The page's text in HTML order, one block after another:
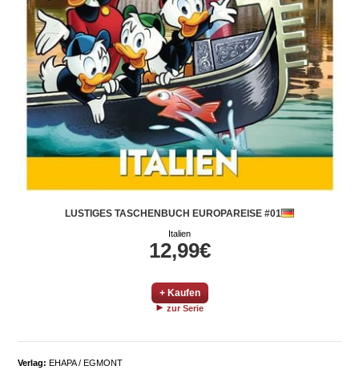
LUSTIGES TASCHENBUCH EUROPAREISE #01
Italien
12,99€
+ Kaufen
zur Serie
Verlag: EHAPA / EGMONT